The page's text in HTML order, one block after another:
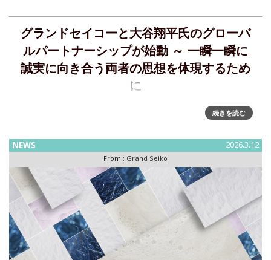
グランドセイコーと大谷翔平氏のグローバ
ルパートナーシップが始動 ～ 一瞬一瞬に
誠実に向き合う両者の思想を体現するため
に
グランドセイコーと大谷翔平氏のグローバルパートナーシッ
プが始動 ～ 一瞬一瞬に誠実に向き合う両者の思想を体現する
きた大谷翔平氏が、2026年より、グランドセイコーのグロー
バルパ
続きを読む
NEWS 2026.3.12
From : Grand Seiko